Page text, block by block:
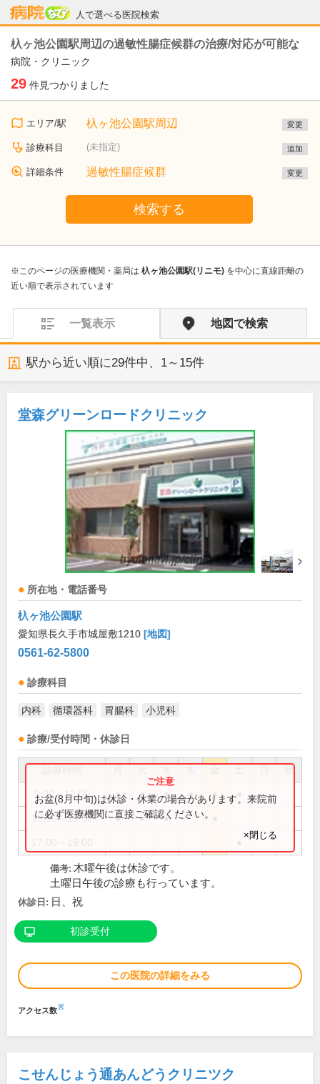
人で選べる医院検索
病院なび
杁ヶ池公園駅周辺の過敏性腸症候群の治療/対応が可能な
病院・クリニック
29 件見つかりました
エリア/駅 杁ヶ池公園駅周辺 変更
診療科目 (未指定) 追加
詳細条件 過敏性腸症候群 変更
検索する
※このページの医療機関・薬局は 杁ヶ池公園駅(リニモ) を中心に直線距離の
近い順で表示されています
一覧表示 地図で検索
駅から近い順に29件中、 1～15件
堂森グリーンロードクリニック
所在地・電話番号
杁ヶ池公園駅
愛知県長久手市城屋敷1210 [地図]
0561-62-5800
診療科目
内科 循環器科 胃腸科 小児科
診療/受付時間・休診日
祝
9:00～12:00 ● ● ● ● ●
16:30～19:30 ● ● ●
お盆(8月中旬)は休診・休業の場合があります。来院前
に必ず医療機関に直接ご確認ください。
×閉じる
備考: 木曜午後は休診です。
土曜日午後の診療も行っています。
休診日: 日、祝
初診受付
この医院の詳細をみる
アクセス数※
こせんじょう通あんどうクリニツク